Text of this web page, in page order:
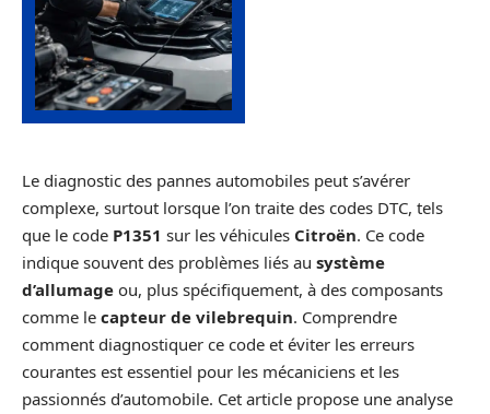
Le diagnostic des pannes automobiles peut s’avérer
complexe, surtout lorsque l’on traite des codes DTC, tels
que le code P1351 sur les véhicules Citroën. Ce code
indique souvent des problèmes liés au système
d’allumage ou, plus spécifiquement, à des composants
comme le capteur de vilebrequin. Comprendre
comment diagnostiquer ce code et éviter les erreurs
courantes est essentiel pour les mécaniciens et les
passionnés d’automobile. Cet article propose une analyse